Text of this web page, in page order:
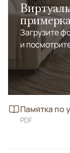
Загрузите
и
Памятка по
PDF